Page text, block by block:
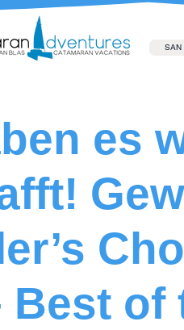
SAN
es
Best of